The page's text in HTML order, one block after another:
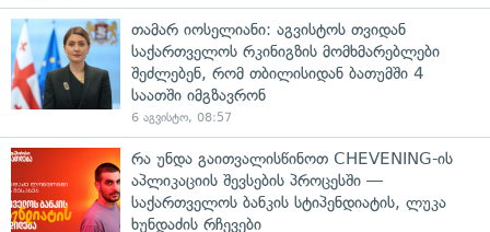
თამარ იოსელიანი: აგვისტოს თვიდან
საქართველოს რკინიგზის მომხმარებლები
შეძლებენ, რომ თბილისიდან ბათუმში 4
საათში იმგზავრონ
6 აგვისტო, 08:57
რა უნდა გაითვალისწინოთ CHEVENING-ის
აპლიკაციის შევსების პროცესში —
საქართველოს ბანკის სტიპენდიატის, ლუკა
ხუნდაძის რჩევები